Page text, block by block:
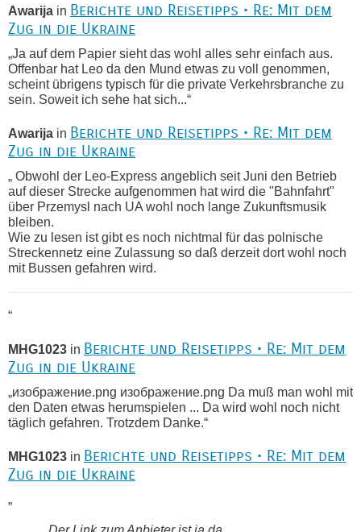
Awarija in Berichte und Reisetipps • Re: Mit dem
Zug in die Ukraine
„Ja auf dem Papier sieht das wohl alles sehr einfach aus.
Offenbar hat Leo da den Mund etwas zu voll genommen,
scheint übrigens typisch für die private Verkehrsbranche zu
sein. Soweit ich sehe hat sich...“
Awarija in Berichte und Reisetipps • Re: Mit dem
Zug in die Ukraine
„ Obwohl der Leo-Express angeblich seit Juni den Betrieb
auf dieser Strecke aufgenommen hat wird die "Bahnfahrt"
über Przemysl nach UA wohl noch lange Zukunftsmusik
bleiben.
Wie zu lesen ist gibt es noch nichtmal für das polnische
Streckennetz eine Zulassung so daß derzeit dort wohl noch
mit Bussen gefahren wird.
“
MHG1023 in Berichte und Reisetipps • Re: Mit dem
Zug in die Ukraine
„изображение.png изображение.png Da muß man wohl mit
den Daten etwas herumspielen ... Da wird wohl noch nicht
täglich gefahren. Trotzdem Danke.“
MHG1023 in Berichte und Reisetipps • Re: Mit dem
Zug in die Ukraine
„